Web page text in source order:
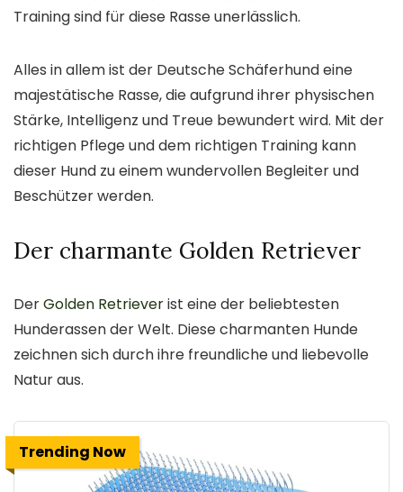
Training sind für diese Rasse unerlässlich.
Alles in allem ist der Deutsche Schäferhund eine
majestätische Rasse, die aufgrund ihrer physischen
Stärke, Intelligenz und Treue bewundert wird. Mit der
richtigen Pflege und dem richtigen Training kann
dieser Hund zu einem wundervollen Begleiter und
Beschützer werden.
Der charmante Golden Retriever
DerGolden Retrieverist eine der beliebtesten
Hunderassen der Welt. Diese charmanten Hunde
zeichnen sich durch ihre freundliche und liebevolle
Natur aus.
Trending Now